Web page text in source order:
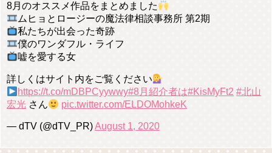
8月のオススメ作品をまとめました
ムヒョとロージーの魔法律相談事務所 第2期
私たちが出会った奇跡
僕のワンダフル・ライフ
嘘を愛する女
詳しくはサイト内をご覧ください
https://t.co/mDBPCyywwy#8月紹介者は#KisMyFt2 #北山
宏光 さん pic.twitter.com/ELDOMohkeK
— dTV (@dTV_PR)August 1, 2020